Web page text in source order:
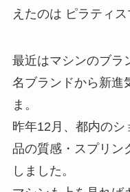
えたのは ピラティス
最近はマシンのブラ
名ブランドから新進
ま。
昨年12月、都内の
品の質感・スプリン
しました。